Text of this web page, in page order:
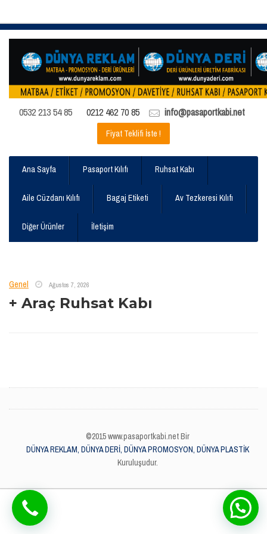
0532 213 54 85 0212 462 70 85 info@pasaportkabi.net
Fiyat Teklifi İste !
Ana Sayfa Pasaport Kılıfı Ruhsat Kabı
Aile Cüzdanı Kılıfı Bagaj Etiketi Av Tezkeresi Kılıfı
Diğer Ürünler İletişim
Genel Ağustos 7, 2026
+ Araç Ruhsat Kabı
©2015 www.pasaportkabi.net Bir
DÜNYA REKLAM, DÜNYA DERİ, DÜNYA PROMOSYON, DÜNYA PLASTİK
Kuruluşudur.